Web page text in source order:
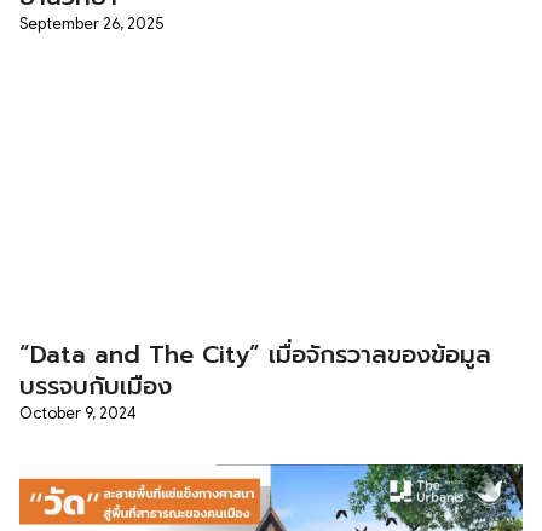
September 26, 2025
“Data and The City” เมื่อจักรวาลของข้อมูล
บรรจบกับเมือง
October 9, 2024